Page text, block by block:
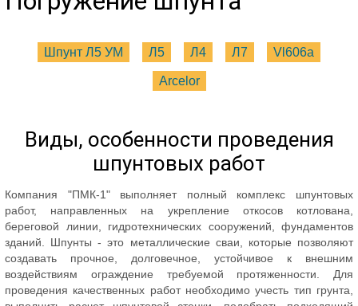
Шпунт Л5 УМ Л5 Л4 Л7 Vl606a
Arcelor
Виды, особенности проведения
шпунтовых работ
Компания "ПМК-1" выполняет полный комплекс шпунтовых
работ, направленных на укрепление откосов котлована,
береговой линии, гидротехнических сооружений, фундаментов
зданий. Шпунты - это металлические сваи, которые позволяют
создавать прочное, долговечное, устойчивое к внешним
воздействиям ограждение требуемой протяженности. Для
проведения качественных работ необходимо учесть тип грунта,